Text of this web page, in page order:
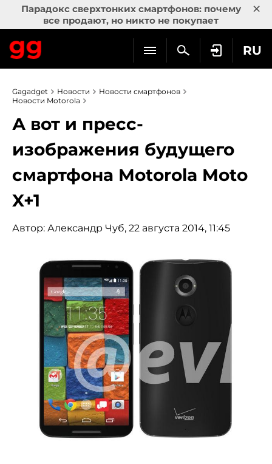
Парадокс сверхтонких смартфонов: почему
все продают, но никто не покупает
×
RU
Gagadget Новости
Новости смартфонов
Новости Motorola
А вот и пресс-
изображения будущего
смартфона Motorola Moto
X+1
Автор: Александр Чуб, 22 августа 2014, 11:45